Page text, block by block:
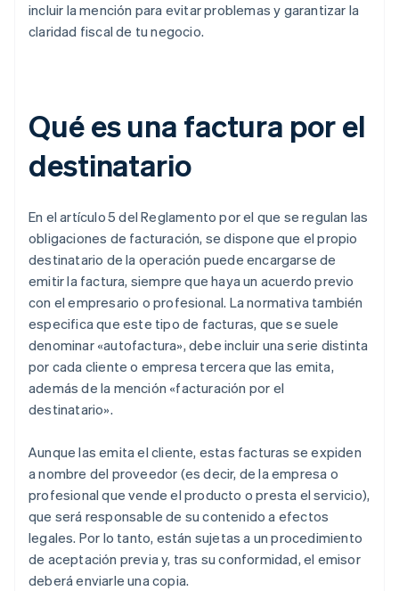
incluir la mención para evitar problemas y garantizar la
claridad fiscal de tu negocio.
Qué es una factura por el
destinatario
En el artículo 5 del Reglamento por el que se regulan las
obligaciones de facturación, se dispone que el propio
destinatario de la operación puede encargarse de
emitir la factura, siempre que haya un acuerdo previo
con el empresario o profesional. La normativa también
especifica que este tipo de facturas, que se suele
denominar «autofactura», debe incluir una serie distinta
por cada cliente o empresa tercera que las emita,
además de la mención «facturación por el
destinatario».
Aunque las emita el cliente, estas facturas se expiden
a nombre del proveedor (es decir, de la empresa o
profesional que vende el producto o presta el servicio),
que será responsable de su contenido a efectos
legales. Por lo tanto, están sujetas a un procedimiento
de aceptación previa y, tras su conformidad, el emisor
deberá enviarle una copia.